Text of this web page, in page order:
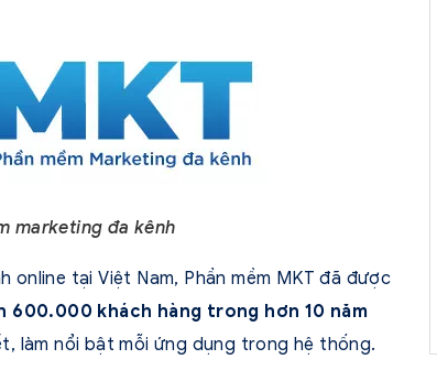
marketing đa kênh
tại Việt Nam, Phần mềm MKT đã được
600.000 khách hàng trong hơn 10 năm
làm nổi bật mỗi ứng dụng trong hệ thống.